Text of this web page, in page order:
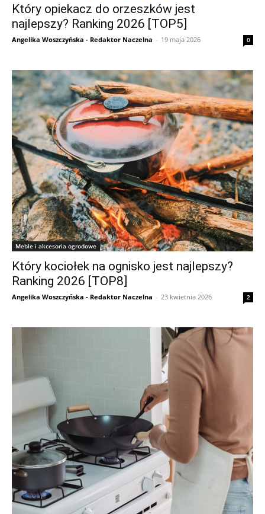
Który opiekacz do orzeszków jest
najlepszy? Ranking 2026 [TOP5]
Angelika Woszczyńska - Redaktor Naczelna - 19 maja 2026 0
Meble i akcesoria ogrodowe
Który kociołek na ognisko jest najlepszy?
Ranking 2026 [TOP8]
Angelika Woszczyńska - Redaktor Naczelna - 23 kwietnia 2026 2